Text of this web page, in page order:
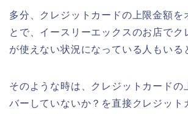
多分、クレジットカードの上限金額を
とで、イースリーエックスのお店でク
が使えない状況になっている人もいる
そのような時は、クレジットカードの
バーしていないか？を直接クレジット